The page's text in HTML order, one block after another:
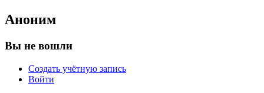
Аноним
Вы не вошли
Создать учётную запись
Войти